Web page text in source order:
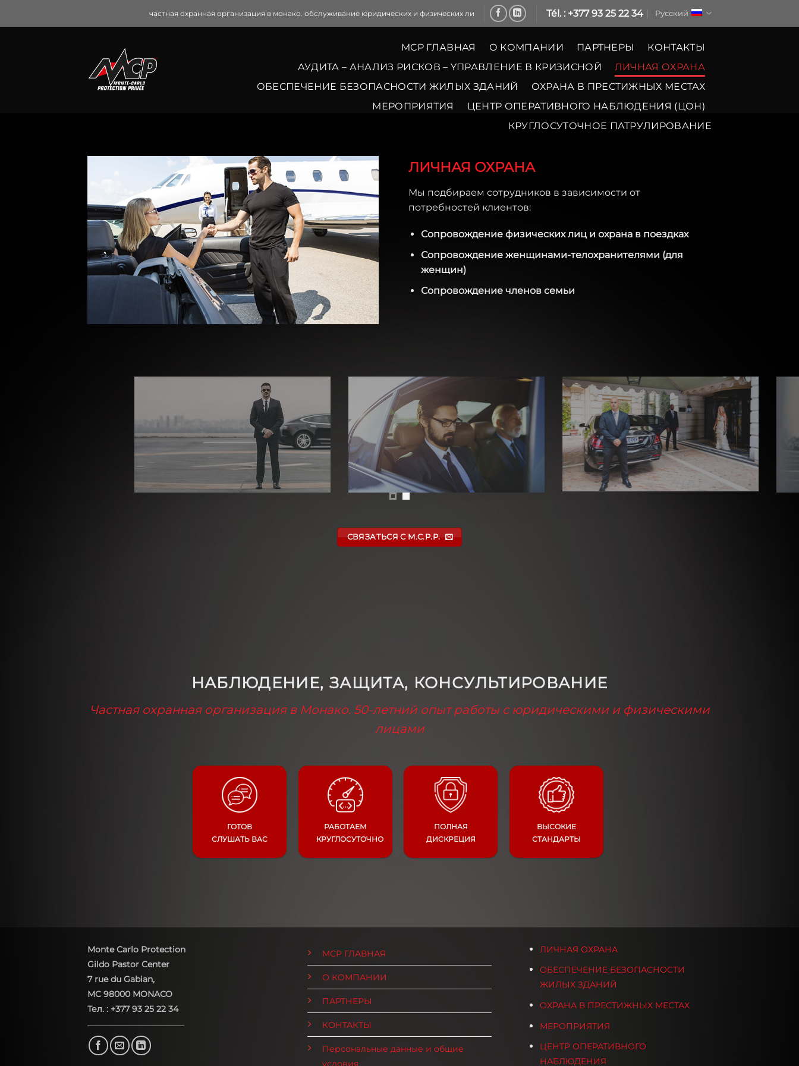
частная охранная организация в монако. обслуживание юридических и физических ли Tél. : +377 93 25 22 34 Русский
MCP ГЛАВНАЯ О КОМПАНИИ ПАРТНЕРЫ
КОНТАКТЫ
AУДИТА – АНАЛИЗ РИСКОВ – YПРАВЛЕНИЕ В КРИЗИСНОЙ
ЛИЧНАЯ ОХРАНА
ОБЕСПЕЧЕНИЕ БЕЗОПАСНОСТИ ЖИЛЫХ ЗДАНИЙ
ОХРАНА В ПРЕСТИЖНЫХ МЕСТАХ
МЕРОПРИЯТИЯ
ЦЕНТР ОПЕРАТИВНОГО НАБЛЮДЕНИЯ (ЦОН)
КРУГЛОСУТОЧНОЕ ПАТРУЛИРОВАНИЕ
ЛИЧНАЯ ОХРАНА
Мы подбираем сотрудников в зависимости от
потребностей клиентов:
Сопровождение физических лиц и охрана в поездках
Сопровождение женщинами-телохранителями (для
женщин)
Сопровождение членов семьи
СВЯЗАТЬСЯ С M.C.P.P.
НАБЛЮДЕНИЕ, ЗАЩИТА, КОНСУЛЬТИРОВАНИЕ
Частная охранная организация в Монако. 50-летний опыт работы с юридическими и физическими
лицами
ГОТОВ
СЛУШАТЬ ВАС
РАБОТАЕМ
КРУГЛОСУТОЧНО
ПОЛНАЯ
ДИСКРЕЦИЯ
ВЫСОКИЕ
СТАНДАРТЫ
Monte Carlo Protection
Gildo Pastor Center
7 rue du Gabian,
MC 98000 MONACO
Тел. : +377 93 25 22 34
MCP ГЛАВНАЯ
О КОМПАНИИ
ПАРТНЕРЫ
КОНТАКТЫ
Персональные данные и общие
условия
ЛИЧНАЯ ОХРАНА
ОБЕСПЕЧЕНИЕ БЕЗОПАСНОСТИ
ЖИЛЫХ ЗДАНИЙ
ОХРАНА В ПРЕСТИЖНЫХ МЕСТАХ
МЕРОПРИЯТИЯ
ЦЕНТР ОПЕРАТИВНОГО
НАБЛЮДЕНИЯ